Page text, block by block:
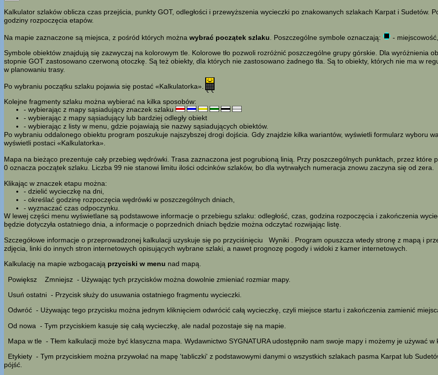
Kalkulator szlaków oblicza czas przejścia, punkty GOT, odległości i przewyższenia wycieczki po znakowanych szlakach Karpat i Sudetów.
godziny rozpoczęcia etapów.
Na mapie zaznaczone są miejsca, z pośród których można wybrać początek szlaku . Poszczególne symbole oznaczają: - miejscowość,
Symbole obiektów znajdują się zazwyczaj na kolorowym tle. Kolorowe tło pozwoli rozróżnić poszczególne grupy górskie. Dla wyróżnienia
stopnie GOT zastosowano czerwoną otoczkę. Są też obiekty, dla których nie zastosowano żadnego tła. Są to obiekty, których nie ma w
w planowaniu trasy.
Po wybraniu początku szlaku pojawia się postać «Kalkulatorka».
Kolejne fragmenty szlaku można wybierać na kilka sposobów:
- wybierając z mapy sąsiadujący znaczek szlaku
- wybierając z mapy sąsiadujący lub bardziej odległy obiekt
- wybierając z listy w menu, gdzie pojawiają sie nazwy sąsiadujących obiektów.
Po wybraniu oddalonego obiektu program poszukuje najszybszej drogi dojścia. Gdy znajdzie kilka wariantów, wyświetli formularz wyboru
wyświetli postaci «Kalkulatorka».
Mapa na bieżąco prezentuje cały przebieg wędrówki. Trasa zaznaczona jest pogrubioną linią. Przy poszczególnych punktach, przez które
0 oznacza początek szlaku. Liczba 99 nie stanowi limitu ilości odcinków szlaków, bo dla wytrwałych numeracja znowu zaczyna się od zera.
Klikając w znaczek etapu można:
- dzielić wycieczkę na dni,
- określać godzinę rozpoczęcia wędrówki w poszczególnych dniach,
- wyznaczać czas odpoczynku.
W lewej części menu wyświetlane są podstawowe informacje o przebiegu szlaku: odległość, czas, godzina rozpoczęcia i zakończenia
będzie dotyczyła ostatniego dnia, a informacje o poprzednich dniach będzie można odczytać rozwijając listę.
Szczegółowe informacje o przeprowadzonej kalkulacji uzyskuje się po przyciśnięciu
Wyniki
. Program opuszcza wtedy stronę z mapą i
zdjęcia, linki do innych stron internetowych opisujących wybrane szlaki, a nawet prognozę pogody i widoki z kamer internetowych.
Kalkulację na mapie wzbogacają przyciski w menu nad mapą.
Powiększ
Zmniejsz - Używając tych przycisków można dowolnie zmieniać rozmiar mapy.
Usuń ostatni - Przycisk służy do usuwania ostatniego fragmentu wycieczki.
Odwróć - Używając tego przycisku można jednym kliknięciem odwrócić całą wycieczkę, czyli miejsce startu i zakończenia zamienić
Od nowa - Tym przyciskiem kasuje się całą wycieczkę, ale nadal pozostaje się na mapie.
Mapa w tle - Tłem kalkulacji może być klasyczna mapa. Wydawnictwo SYGNATURA udostępniło nam swoje mapy i możemy je używać w
Etykiety - Tym przyciskiem można przywołać na mapę 'tabliczki' z podstawowymi danymi o wszystkich szlakach pasma Karpat lub
pójść.